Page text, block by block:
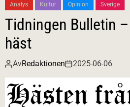
Analys Kultur Opinion Sverige
Tidningen Bulletin
häst
AvRedaktionen 2025-06-06